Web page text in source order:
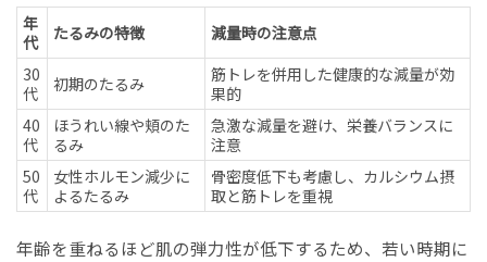
年
代
たるみの特徴
減量時の注意点
30
代
初期のたるみ
筋トレを併用した健康的な減量が効
果的
40
代
ほうれい線や頬のた
るみ
急激な減量を避け、栄養バランスに
注意
50
代
女性ホルモン減少に
よるたるみ
骨密度低下も考慮し、カルシウム摂
取と筋トレを重視
年齢を重ねるほど肌の弾力性が低下するため、若い時期に